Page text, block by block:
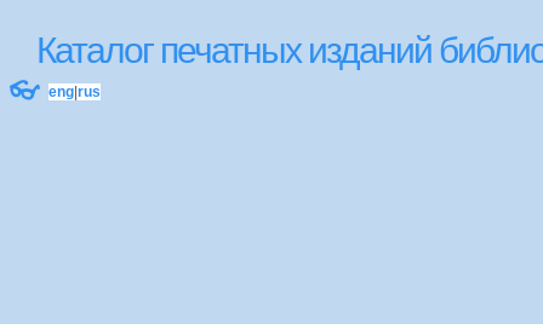
Каталог печатных изданий
👓 eng rus